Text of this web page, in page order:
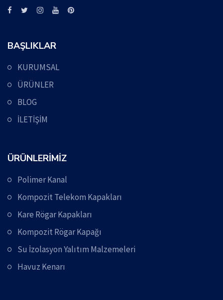
BAŞLIKLAR
KURUMSAL
ÜRÜNLER
BLOG
İLETİŞİM
ÜRÜNLERİMİZ
Polimer Kanal
Kompozit Telekom Kapakları
Kare Rögar Kapakları
Kompozit Rögar Kapağı
Su İzolasyon Yalıtım Malzemeleri
Havuz Kenarı